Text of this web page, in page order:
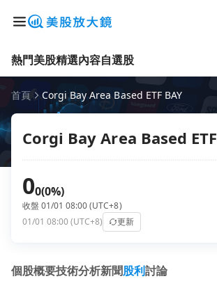
熱門美股精選內容自選股
首頁 Corgi Bay Area Based ETF BAY
Corgi Bay Area Based ETF
00(0%)
收盤 01/01 08:00 (UTC+8)
01/01 08:00 (UTC+8)
更新
個股概要技術分析新聞股利討論